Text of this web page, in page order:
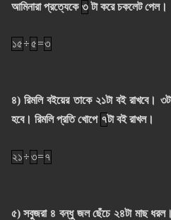
আমিনারা প্রত্যেকে ৩ টা করে চকলেট পেল।
১৫÷৫=৩
৪) রিমলি বইয়ের তাকে ২১টা বই রাখবে।
হবে। রিমলি প্রতি খোপে ৭টা বই রাখল।
২১÷৩=৭
৫) সবুজরা ৪ বন্ধু জল ছেঁচে ২৪টা মাছ